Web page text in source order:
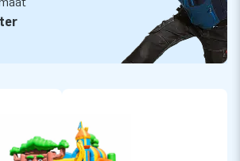
en bezorg jouw klanten de dag
klanten kozen ook voor JB
letterlijk. Ons team van designers,
medewerkers leveren unieke